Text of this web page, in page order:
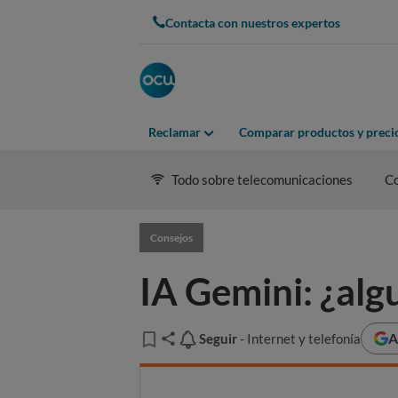
Contacta con nuestros expertos
Reclamar Comparar productos y
Todo sobre telecomunicaciones
Consejos
IA Gemini:
Seguir
Seguir - Internet y telefonía